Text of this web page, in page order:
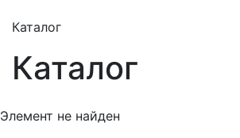
Каталог
Каталог
Элемент не найден